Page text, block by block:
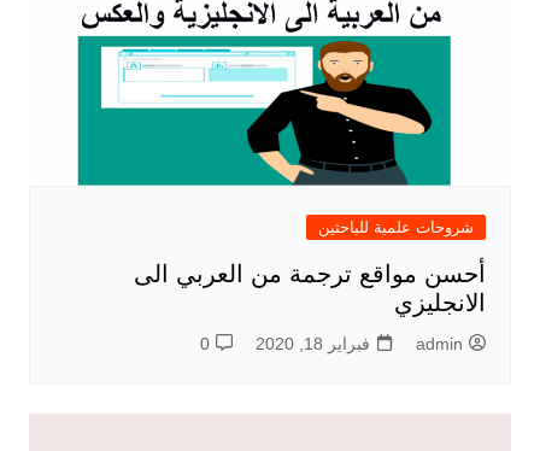
شروحات علمية للباحثين
أحسن مواقع ترجمة من العربي الى
الانجليزي
admin فبراير 18, 2020 0